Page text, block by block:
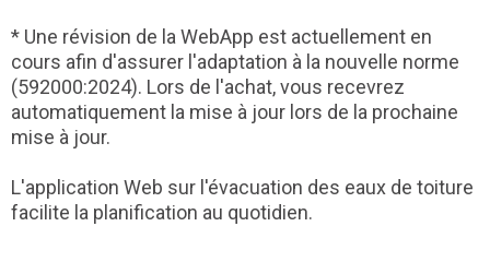
* Une révision de la WebApp est actuellement en
cours afin d'assurer l'adaptation à la nouvelle norme
(592000:2024). Lors de l'achat, vous recevrez
automatiquement la mise à jour lors de la prochaine
mise à jour.
L'application Web sur l'évacuation des eaux de toiture
facilite la planification au quotidien.